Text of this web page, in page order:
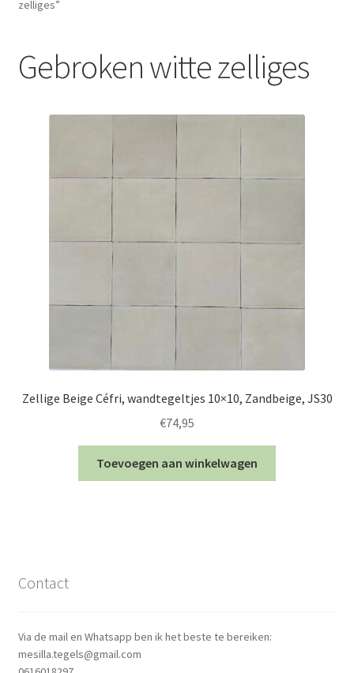
Contact
zelliges”
Gebroken witte zelliges
Zellige Beige Céfri, wandtegeltjes 10×10, Zandbeige, JS30
€74,95
Toevoegen aan winkelwagen
Contact
Via de mail en Whatsapp ben ik het beste te bereiken:
mesilla.tegels@gmail.com